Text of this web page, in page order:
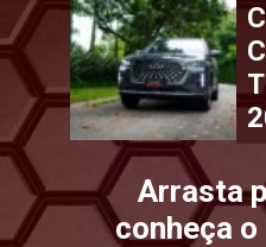
Arrasta
conheça